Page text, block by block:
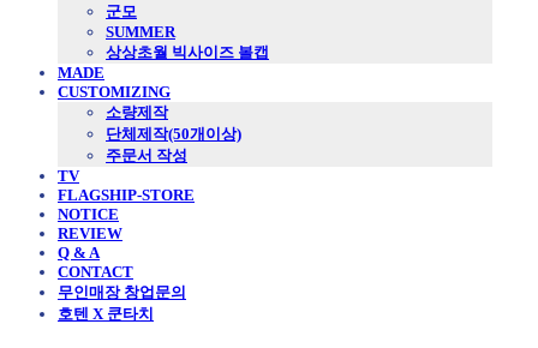
군모
SUMMER
상상초월 빅사이즈 볼캡
MADE
CUSTOMIZING
소량제작
단체제작(50개이상)
주문서 작성
TV
FLAGSHIP-STORE
NOTICE
REVIEW
Q & A
CONTACT
무인매장 창업문의
호텐 X 쿤타치